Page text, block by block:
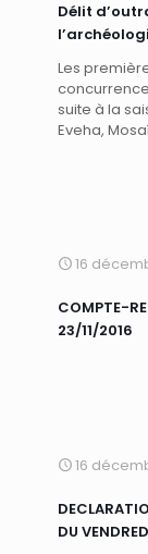
Délit
Les
suite à la
Eveha,
16
COMPTE-
23/11/2016
16
DU